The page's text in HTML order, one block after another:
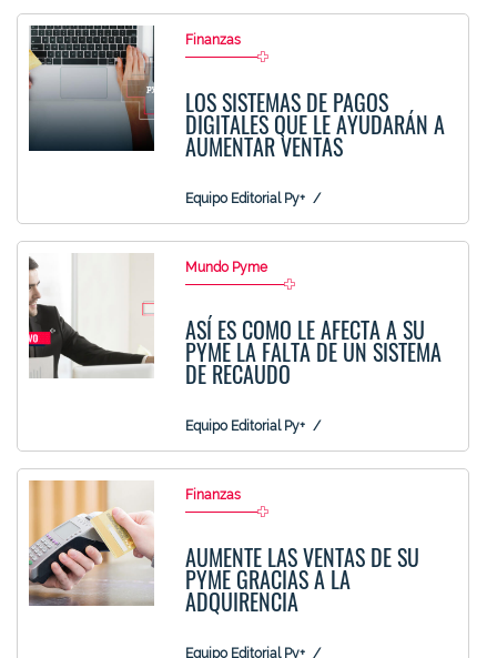
Finanzas
LOS SISTEMAS DE PAGOS
DIGITALES QUE LE AYUDARÁN A
AUMENTAR VENTAS
Equipo Editorial Py+
Mundo Pyme
ASÍ ES COMO LE AFECTA A SU
PYME LA FALTA DE UN SISTEMA
DE RECAUDO
Equipo Editorial Py+
Finanzas
AUMENTE LAS VENTAS DE SU
PYME GRACIAS A LA
ADQUIRENCIA
Equipo Editorial Py+